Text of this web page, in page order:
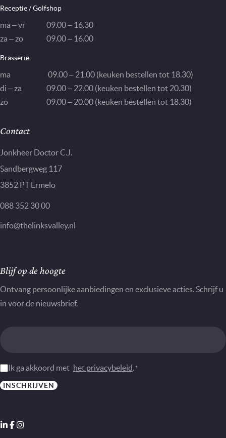
Receptie / Golfshop
ma – vr
09.00 – 16.30
za – zo
09.00 – 16.00
Brasserie
ma
09.00 – 21.00 (keuken bestellen tot 18.30)
di – za
09.00 – 22.00 (keuken bestellen tot 20.30)
zo
09.00 – 20.00 (keuken bestellen tot 18.30)
Contact
Jonkheer Doctor C.J.
Sandbergweg 117
3852 PT Ermelo
088 352 30 00
info@thelinksvalley.nl
Nieuwsbrief
Blijf op de hoogte
Ontvang persoonlijke aanbiedingen en exclusieve acties. Schrijf u
in voor de nieuwsbrief.
Instemming
*
Ik ga akkoord met het privacybeleid. *
INSCHRIJVEN
LinkedIn
Facebook